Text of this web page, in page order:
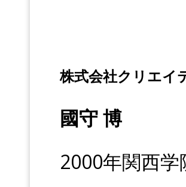
株式会社クリエ
國守 博
2000年関西